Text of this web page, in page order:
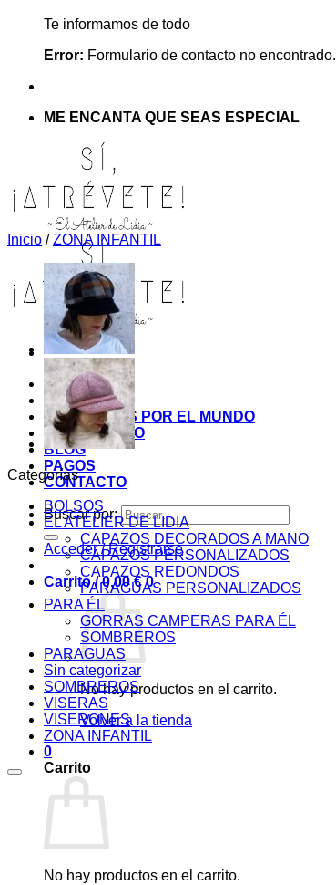
Te informamos de todo
Error: Formulario de contacto no encontrado.
ME ENCANTA QUE SEAS ESPECIAL
INICIO
TIENDA
MIS COSITAS POR EL MUNDO
EL COMIENZO
BLOG
PAGOS
CONTACTO
Buscar por:
Acceder / Registrarse
Carrito /0,00€ 0
No hay productos en el carrito.
Volver a la tienda
0
Carrito
No hay productos en el carrito.
Inicio / ZONA INFANTIL
Categorías
BOLSOS
EL ATELIER DE LIDIA
CAPAZOS DECORADOS A MANO
CAPAZOS PERSONALIZADOS
CAPAZOS REDONDOS
PARAGUAS PERSONALIZADOS
PARA ÉL
GORRAS CAMPERAS PARA ÉL
SOMBREROS
PARAGUAS
Sin categorizar
SOMBREROS
VISERAS
VISERONES
ZONA INFANTIL